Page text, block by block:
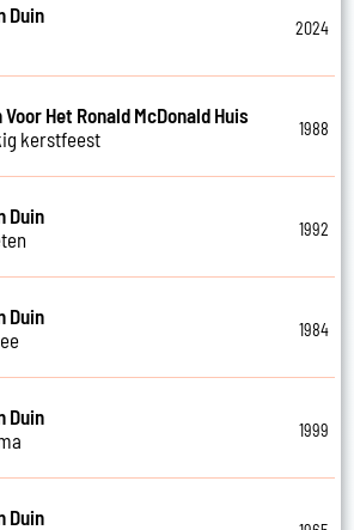
Duin
2024
Het Ronald McDonald Huis
kerstfeest
1988
Duin
1992
Duin
1984
Duin
1999
Duin